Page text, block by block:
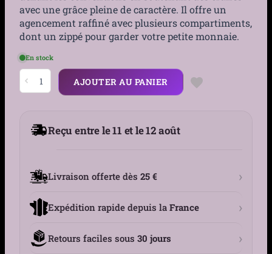
avec une grâce pleine de caractère. Il offre un
agencement raffiné avec plusieurs compartiments,
dont un zippé pour garder votre petite monnaie.
En stock
quantité
de
Grand
AJOUTER AU PANIER
Reçu entre le 11 et le 12 août
Livraison offerte dès 25 € ›
Expédition rapide depuis la France ›
Retours faciles sous 30 jours ›